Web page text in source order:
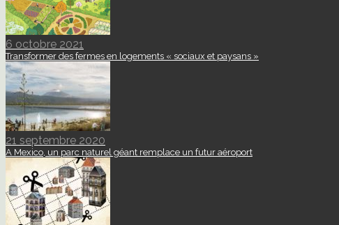
6 octobre 2021
Transformer des fermes en logements « sociaux et paysans »
21 septembre 2020
A Mexico, un parc naturel géant remplace un futur aéroport